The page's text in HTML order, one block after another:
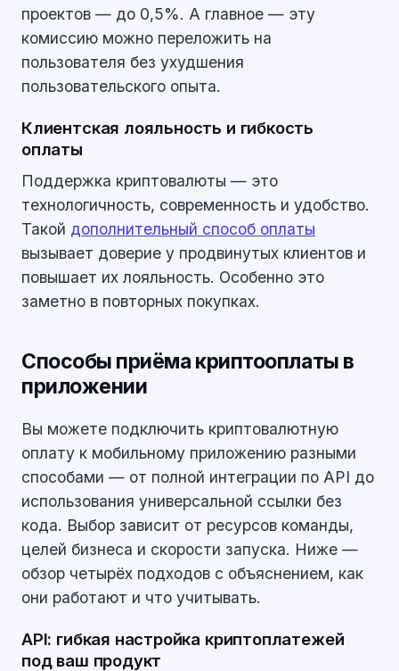
проектов — до 0,5%. А главное — эту
комиссию можно переложить на
пользователя без ухудшения
пользовательского опыта.
Клиентская лояльность и гибкость
оплаты
Поддержка криптовалюты — это
технологичность, современность и удобство.
Такой дополнительный способ оплаты
вызывает доверие у продвинутых клиентов и
повышает их лояльность. Особенно это
заметно в повторных покупках.
Способы приёма криптооплаты в
приложении
Вы можете подключить криптовалютную
оплату к мобильному приложению разными
способами — от полной интеграции по API до
использования универсальной ссылки без
кода. Выбор зависит от ресурсов команды,
целей бизнеса и скорости запуска. Ниже —
обзор четырёх подходов с объяснением, как
они работают и что учитывать.
API: гибкая настройка криптоплатежей
под ваш продукт